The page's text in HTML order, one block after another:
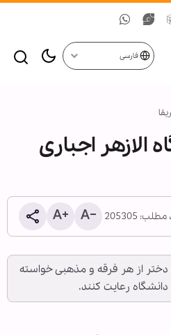
فارسی
الازهر اجباری
205305
دختر از هر فرقه و مذهبی خواسته
رعایت کنند.